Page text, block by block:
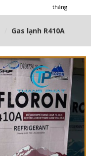
tháng
Gas lạnh R410A